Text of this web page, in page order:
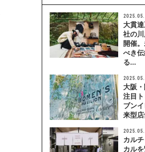
大貫
社の
開催
べき
る...
大阪
注目
ブン
来型
カル
カル